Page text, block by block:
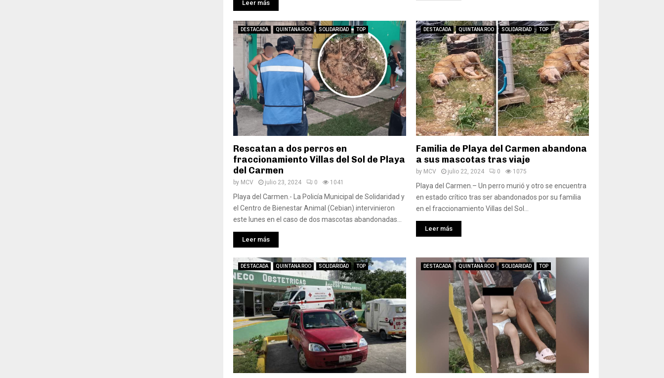
Leer más
DESTACADA QUINTANA ROO SOLIDARIDAD TOP
Rescatan a dos perros en
fraccionamiento Villas del Sol de Playa
del Carmen
by MCV julio 23, 2024 0 1041
Playa del Carmen.- La Policía Municipal de Solidaridad y
el Centro de Bienestar Animal (Cebian) intervinieron
este lunes en el caso de dos mascotas abandonadas...
Leer más
DESTACADA QUINTANA ROO SOLIDARIDAD TOP
Familia de Playa del Carmen abandona
a sus mascotas tras viaje
by MCV julio 22, 2024 0 1075
Playa del Carmen.– Un perro murió y otro se encuentra
en estado crítico tras ser abandonados por su familia
en el fraccionamiento Villas del Sol...
Leer más
DESTACADA QUINTANA ROO SOLIDARIDAD TOP DESTACADA QUINTANA ROO SOLIDARIDAD TOP